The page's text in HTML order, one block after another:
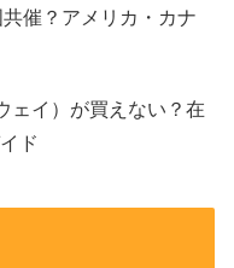
がちな要素である度
りやすいタイプです。
じられやすいのです。
催？アメリカ・カナ
ェイ）が買えない？在
ド